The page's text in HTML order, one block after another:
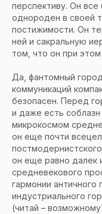
перспективу. Он
однороден в своей
постижимости. Он
ней и сакральную
том, что он при
Да, фантомный
коммуникаций
безопасен. Перед
и даже есть
микрокосмом
он еще почти
он еще равно далек
средневекового
гармонии античного
индустриального
(читай –